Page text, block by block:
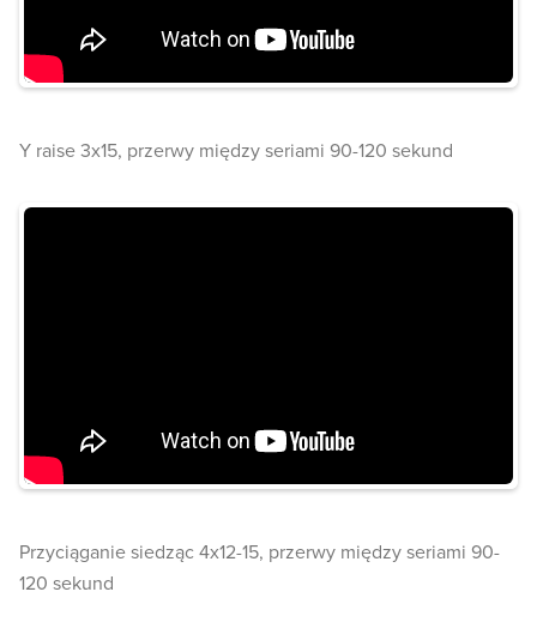
Y raise 3x15, przerwy między seriami 90-120 sekund
Przyciąganie siedząc 4x12-15, przerwy między seriami 90-
120 sekund